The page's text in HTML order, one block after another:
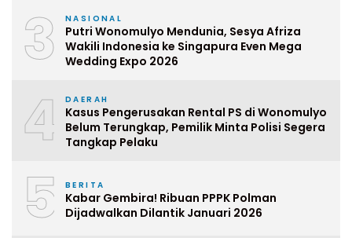
3 NASIONAL
Putri Wonomulyo Mendunia, Sesya Afriza
Wakili Indonesia ke Singapura Even Mega
Wedding Expo 2026
4 DAERAH
Kasus Pengerusakan Rental PS di Wonomulyo
Belum Terungkap, Pemilik Minta Polisi Segera
Tangkap Pelaku
5 BERITA
Kabar Gembira! Ribuan PPPK Polman
Dijadwalkan Dilantik Januari 2026